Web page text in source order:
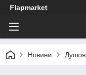
Flapmarket
Новини